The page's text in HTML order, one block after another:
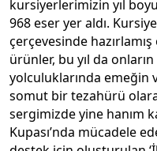
kursiyerlerimizin yıl
968 eser yer aldı.
çerçevesinde
ürünler, bu yıl da
yolculuklarında emeğin
somut bir tezahürü
sergimizde yine hanım
Kupası’nda mücadele